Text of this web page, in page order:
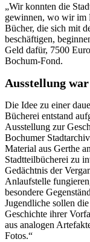
„Wir konnten die
gewinnen, wo wir im
Bücher, die sich mit
beschäftigen,
Geld dafür, 7500
Bochum-Fond.
Ausstellung
Die Idee zu einer
Bücherei entstand
Ausstellung zur
Bochumer
Material aus Gerthe
Stadtteilbücherei zu
Gedächtnis der
Anlaufstelle
besondere
Jugendliche sollen
Geschichte ihrer
aus analogen
Fotos.“